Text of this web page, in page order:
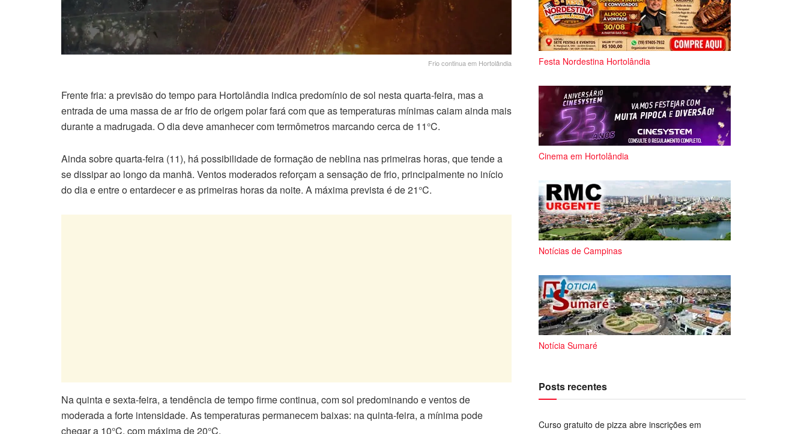
Frio continua em Hortolândia
Frente fria: a previsão do tempo para Hortolândia indica predomínio de sol nesta quarta-feira, mas a
entrada de uma massa de ar frio de origem polar fará com que as temperaturas mínimas caiam ainda mais
durante a madrugada. O dia deve amanhecer com termômetros marcando cerca de 11°C.
Ainda sobre quarta-feira (11), há possibilidade de formação de neblina nas primeiras horas, que tende a
se dissipar ao longo da manhã. Ventos moderados reforçam a sensação de frio, principalmente no início
do dia e entre o entardecer e as primeiras horas da noite. A máxima prevista é de 21°C.
Na quinta e sexta-feira, a tendência de tempo firme continua, com sol predominando e ventos de
moderada a forte intensidade. As temperaturas permanecem baixas: na quinta-feira, a mínima pode
chegar a 10°C, com máxima de 20°C.
Festa Nordestina Hortolândia
Cinema em Hortolândia
Notícias de Campinas
Notícia Sumaré
Posts recentes
Curso gratuito de pizza abre inscrições em